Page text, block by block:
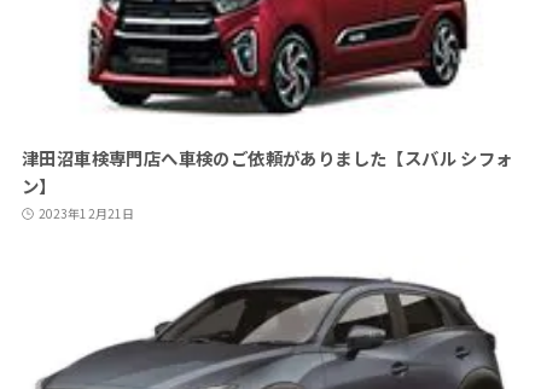
津田沼車検専門店へ車検のご依頼がありました【スバル シフォ
ン】
2023年12月21日